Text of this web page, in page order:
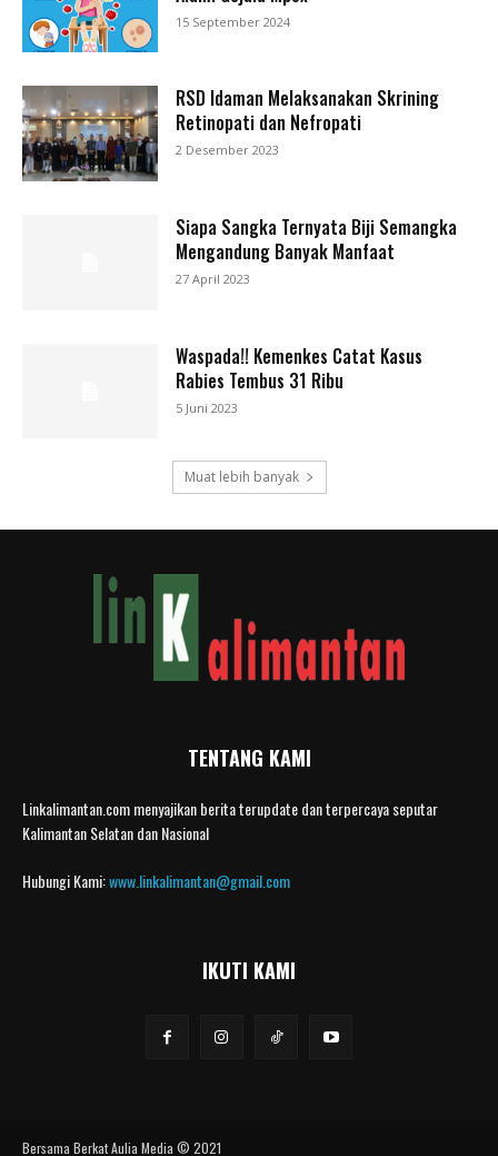
15 September 2024
RSD Idaman Melaksanakan Skrining
Retinopati dan Nefropati
2 Desember 2023
Siapa Sangka Ternyata Biji Semangka
Mengandung Banyak Manfaat
27 April 2023
Waspada!! Kemenkes Catat Kasus
Rabies Tembus 31 Ribu
5 Juni 2023
Muat lebih banyak
TENTANG KAMI
Linkalimantan.com menyajikan berita terupdate dan terpercaya seputar
Kalimantan Selatan dan Nasional
Hubungi Kami:www.linkalimantan@gmail.com
IKUTI KAMI
Bersama Berkat Aulia Media © 2021